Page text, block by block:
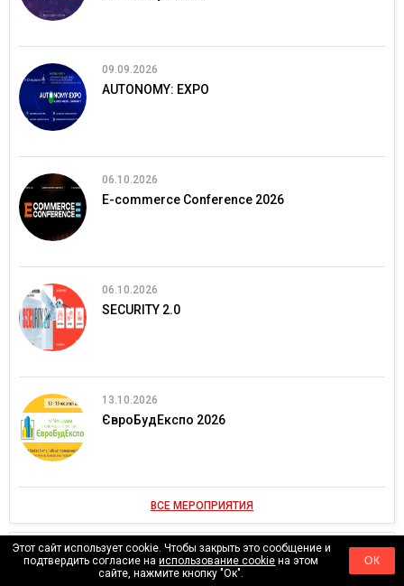
09.09.2026
AUTONOMY: EXPO
06.10.2026
E-commerce Conference 2026
06.10.2026
SECURITY 2.0
13.10.2026
ЄвроБудЕкспо 2026
ВСЕ МЕРОПРИЯТИЯ
ВИДЕО
Этот сайт использует cookie. Чтобы закрыть это сообщение и
подтвердить согласие наиспользование cookie на этом
сайте, нажмите кнопку "Ок".
ОК